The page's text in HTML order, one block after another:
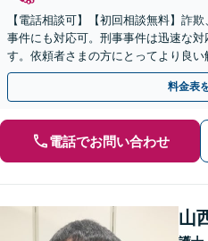
【電話相談可】【初回相談無料】詐
事件にも対応可。刑事事件は迅速な
す。依頼者さまの方にとってより良
トワーク軽く誠意を持って対応いたし
料金表
電話でお問い合わせ
山